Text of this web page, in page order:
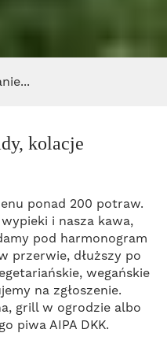
kolacje
ponad 200 potraw.
i nasza kawa,
pod harmonogram
przerwie, dłuższy po
wegańskie
na zgłoszenie.
grill w ogrodzie albo
piwa AIPA DKK.